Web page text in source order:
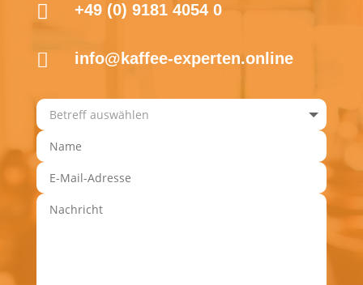
 +49 (0) 9181 4054 0
 info@kaffee-experten.online